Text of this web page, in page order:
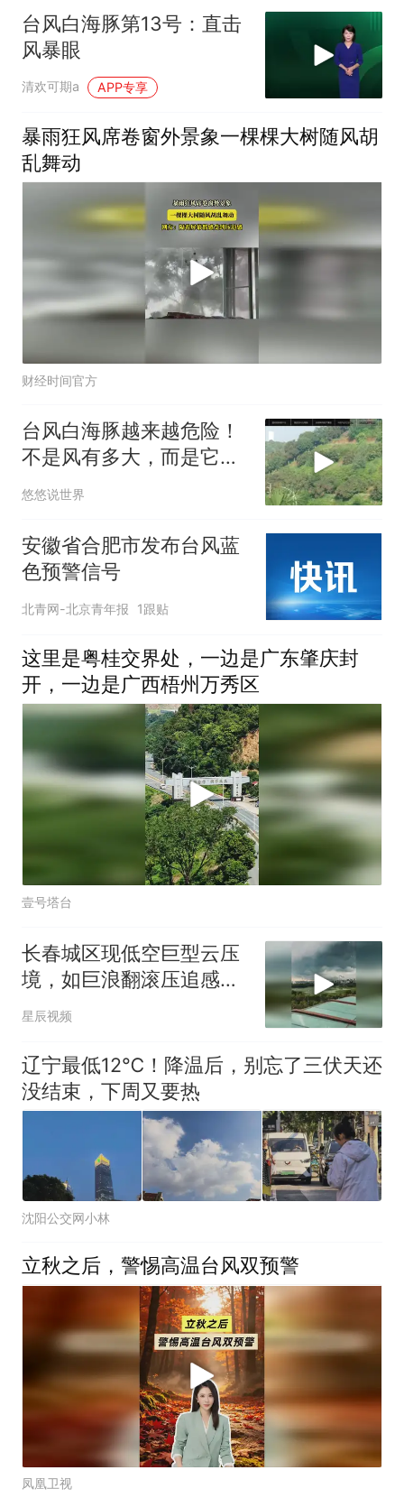
台风白海豚第13号：直击
风暴眼
清欢可期a APP专享
暴雨狂风席卷窗外景象一棵棵大树随风胡
乱舞动
财经时间官方
台风白海豚越来越危险！
不是风有多大，而是它登
陆后可能赖着不走
悠悠说世界
安徽省合肥市发布台风蓝
色预警信号
北青网-北京青年报 1跟贴
这里是粤桂交界处，一边是广东肇庆封
开，一边是广西梧州万秀区
壹号塔台
长春城区现低空巨型云压
境，如巨浪翻滚压追感十
足
星辰视频
辽宁最低12℃！降温后，别忘了三伏天还
没结束，下周又要热
沈阳公交网小林
立秋之后，警惕高温台风双预警
凤凰卫视